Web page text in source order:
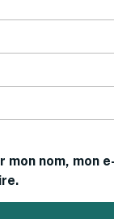
mon nom, mon